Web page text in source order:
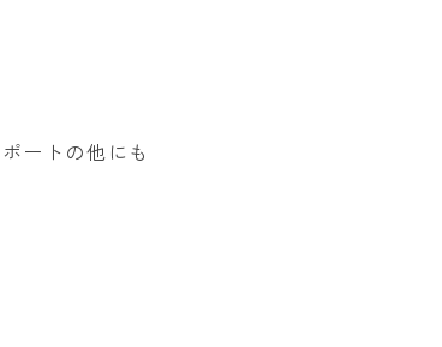
ートの他にも